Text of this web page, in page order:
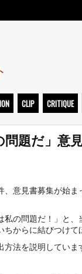
CLIP CRITIQUE
問題だ」意
、意見書募集が始ま
の問題だ！」と
からに結びつけて
法を説明していま